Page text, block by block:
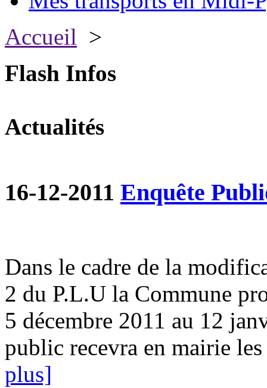
Accueil >
Flash Infos
Actualités
16-12-2011 Enquête
Dans le cadre de la
2 du P.L.U la Commune
5 décembre 2011 au 12
public recevra en mairie
plus]